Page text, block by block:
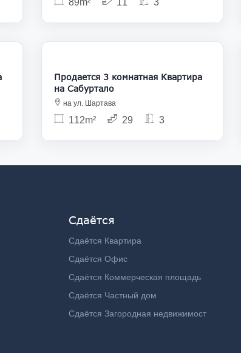
89m² 11 3
280 000
Продается 3 комнатная Квартира
на Сабуртало
на ул. Шартава
112m² 29 3
Сдаётся
Сдаётся Квартира
Сдаётся Офис
Сдаётся Коммерческая площадь
Сдаётся Частный дом
Сдаётся Загородная недвижимост